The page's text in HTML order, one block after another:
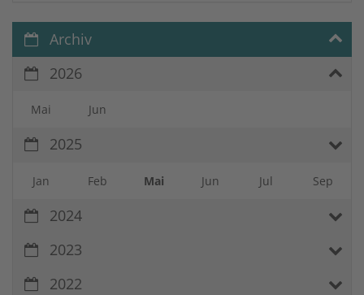
Archiv
2026
Mai Jun
2025
Jan Feb Mai Jun Jul Sep
2024
2023
2022